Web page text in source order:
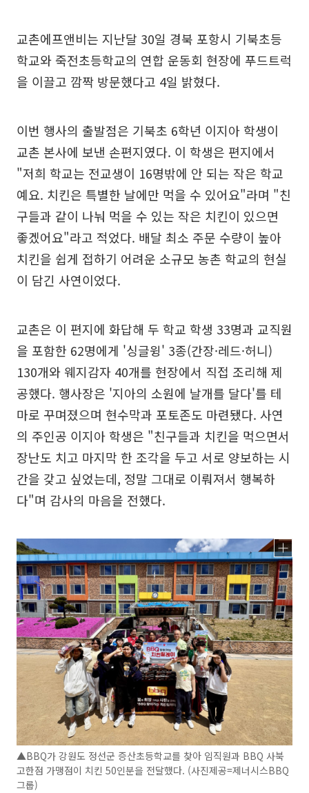
교촌에프앤비는 지난달 30일 경북 포항시 기북초등
학교와 죽전초등학교의 연합 운동회 현장에 푸드트럭
을 이끌고 깜짝 방문했다고 4일 밝혔다.
이번 행사의 출발점은 기북초 6학년 이지아 학생이
교촌 본사에 보낸 손편지였다. 이 학생은 편지에서
"저희 학교는 전교생이 16명밖에 안 되는 작은 학교
예요. 치킨은 특별한 날에만 먹을 수 있어요"라며 "친
구들과 같이 나눠 먹을 수 있는 작은 치킨이 있으면
좋겠어요"라고 적었다. 배달 최소 주문 수량이 높아
치킨을 쉽게 접하기 어려운 소규모 농촌 학교의 현실
이 담긴 사연이었다.
교촌은 이 편지에 화답해 두 학교 학생 33명과 교직원
을 포함한 62명에게 '싱글윙' 3종(간장·레드·허니)
130개와 웨지감자 40개를 현장에서 직접 조리해 제
공했다. 행사장은 '지아의 소원에 날개를 달다'를 테
마로 꾸며졌으며 현수막과 포토존도 마련됐다. 사연
의 주인공 이지아 학생은 "친구들과 치킨을 먹으면서
장난도 치고 마지막 한 조각을 두고 서로 양보하는 시
간을 갖고 싶었는데, 정말 그대로 이뤄져서 행복하
다"며 감사의 마음을 전했다.
▲BBQ가 강원도 정선군 증산초등학교를 찾아 임직원과 BBQ 사북
고한점 가맹점이 치킨 50인분을 전달했다. (사진제공=제너시스BBQ
그룹)